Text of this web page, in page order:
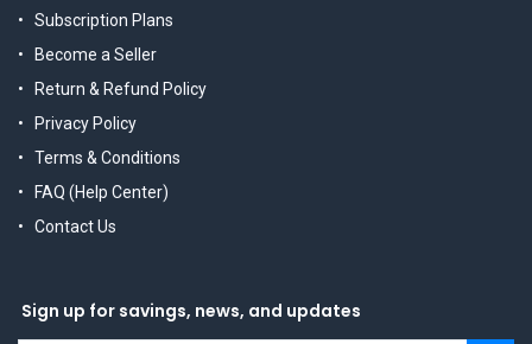
Subscription Plans
Become a Seller
Return & Refund Policy
Privacy Policy
Terms & Conditions
FAQ (Help Center)
Contact Us
Sign up for savings, news, and updates